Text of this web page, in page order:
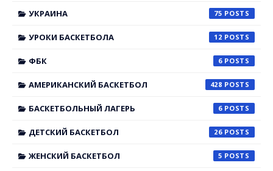
УКРАИНА 75
УРОКИ БАСКЕТБОЛА 12
ФБК 6
АМЕРИКАНСКИЙ БАСКЕТБОЛ 428
БАСКЕТБОЛЬНЫЙ ЛАГЕРЬ 6
ДЕТСКИЙ БАСКЕТБОЛ 26
ЖЕНСКИЙ БАСКЕТБОЛ 5